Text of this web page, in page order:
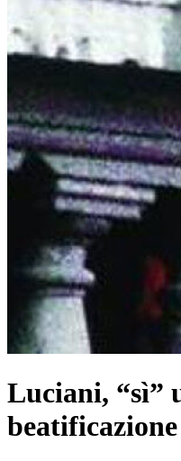
Luciani, “sì”
beatificazione